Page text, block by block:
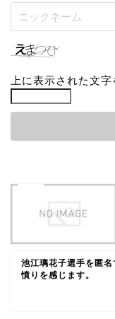
上に表示された文
池江璃花子選手を匿
憤りを感じます。